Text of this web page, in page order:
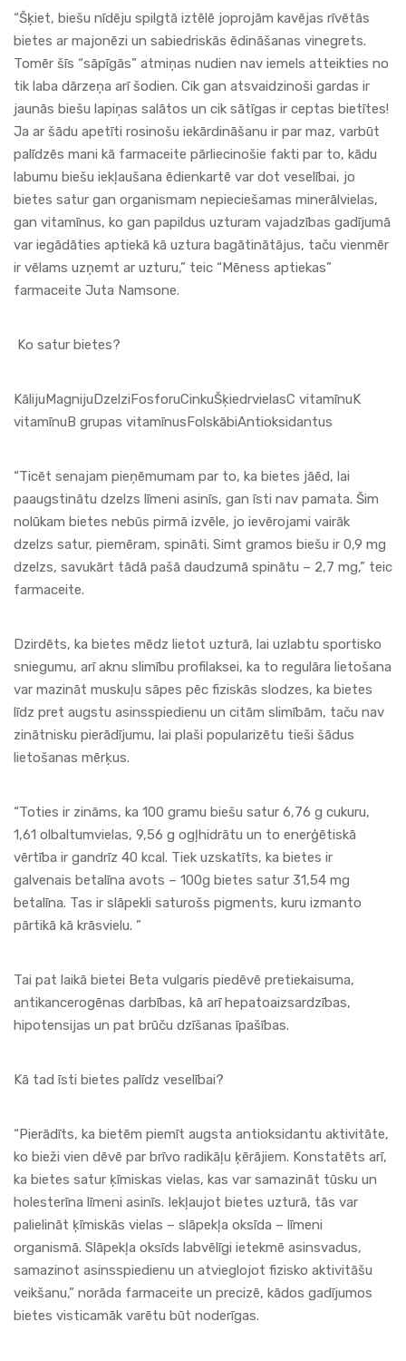
“Šķiet, biešu nīdēju spilgtā iztēlē joprojām kavējas rīvētās
bietes ar majonēzi un sabiedriskās ēdināšanas vinegrets.
Tomēr šīs “sāpīgās” atmiņas nudien nav iemels atteikties no
tik laba dārzeņa arī šodien. Cik gan atsvaidzinoši gardas ir
jaunās biešu lapiņas salātos un cik sātīgas ir ceptas bietītes!
Ja ar šādu apetīti rosinošu iekārdināšanu ir par maz, varbūt
palīdzēs mani kā farmaceite pārliecinošie fakti par to, kādu
labumu biešu iekļaušana ēdienkartē var dot veselībai, jo
bietes satur gan organismam nepieciešamas minerālvielas,
gan vitamīnus, ko gan papildus uzturam vajadzības gadījumā
var iegādāties aptiekā kā uztura bagātinātājus, taču vienmēr
ir vēlams uzņemt ar uzturu,” teic “Mēness aptiekas”
farmaceite Juta Namsone.
Ko satur bietes?
KālijuMagnijuDzelziFosforuCinkuŠķiedrvielasC vitamīnuK
vitamīnuB grupas vitamīnusFolskābiAntioksidantus
“Ticēt senajam pieņēmumam par to, ka bietes jāēd, lai
paaugstinātu dzelzs līmeni asinīs, gan īsti nav pamata. Šim
nolūkam bietes nebūs pirmā izvēle, jo ievērojami vairāk
dzelzs satur, piemēram, spināti. Simt gramos biešu ir 0,9 mg
dzelzs, savukārt tādā pašā daudzumā spinātu – 2,7 mg,” teic
farmaceite.
Dzirdēts, ka bietes mēdz lietot uzturā, lai uzlabtu sportisko
sniegumu, arī aknu slimību profilaksei, ka to regulāra lietošana
var mazināt muskuļu sāpes pēc fiziskās slodzes, ka bietes
līdz pret augstu asinsspiedienu un citām slimībām, taču nav
zinātnisku pierādījumu, lai plaši popularizētu tieši šādus
lietošanas mērķus.
“Toties ir zināms, ka 100 gramu biešu satur 6,76 g cukuru,
1,61 olbaltumvielas, 9,56 g ogļhidrātu un to enerģētiskā
vērtība ir gandrīz 40 kcal. Tiek uzskatīts, ka bietes ir
galvenais betalīna avots – 100g bietes satur 31,54 mg
betalīna. Tas ir slāpekli saturošs pigments, kuru izmanto
pārtikā kā krāsvielu. ”
Tai pat laikā bietei Beta vulgaris piedēvē pretiekaisuma,
antikancerogēnas darbības, kā arī hepatoaizsardzības,
hipotensijas un pat brūču dzīšanas īpašības.
Kā tad īsti bietes palīdz veselībai?
“Pierādīts, ka bietēm piemīt augsta antioksidantu aktivitāte,
ko bieži vien dēvē par brīvo radikāļu ķērājiem. Konstatēts arī,
ka bietes satur ķīmiskas vielas, kas var samazināt tūsku un
holesterīna līmeni asinīs. Iekļaujot bietes uzturā, tās var
palielināt ķīmiskās vielas – slāpekļa oksīda – līmeni
organismā. Slāpekļa oksīds labvēlīgi ietekmē asinsvadus,
samazinot asinsspiedienu un atvieglojot fizisko aktivitāšu
veikšanu,” norāda farmaceite un precizē, kādos gadījumos
bietes visticamāk varētu būt noderīgas.